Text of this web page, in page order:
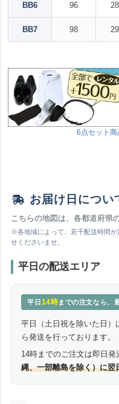
BB6 96
BB7 98
6点セット商
お届け日につい
こちらの地図は、各都道府県
※各地域によって、若干配送時間
せくださいませ。
平日の配送エリア
平日 14時までの注文なら、
平日（土日祝を除いた日）
ら発送を行っております。
14時までのご注文は即日
縄、一部離島を除く）に翌